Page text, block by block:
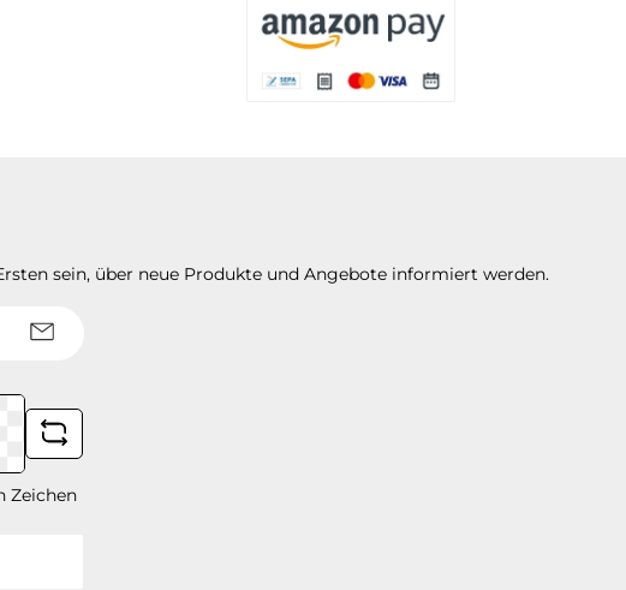
sein, über neue Produkte und Angebote informiert werden.
Zeichen